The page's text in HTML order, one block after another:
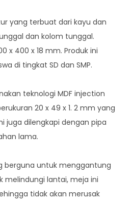
yang terbuat dari kayu dan
dan kolom tunggal.
x 400 x 18 mm. Produk ini
di tingkat SD dan SMP.
teknologi MDF injection
20 x 49 x 1. 2 mm yang
juga dilengkapi dengan pipa
lama.
berguna untuk menggantung
melindungi lantai, meja ini
tidak akan merusak